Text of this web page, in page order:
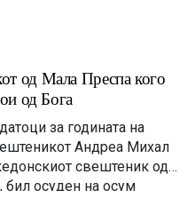
од Мала Преспа кого
од Бога
за годината на
Андреа Михал
свештеник од
осуден на осум
да ја предаде својата